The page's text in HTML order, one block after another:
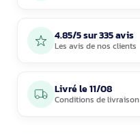
4.85/5 sur 335 avis
Les avis de nos clients
Livré le11/08
Conditions de livraison